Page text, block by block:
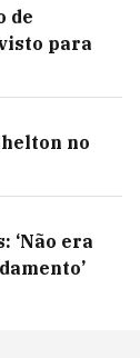
de
para
no
‘Não era